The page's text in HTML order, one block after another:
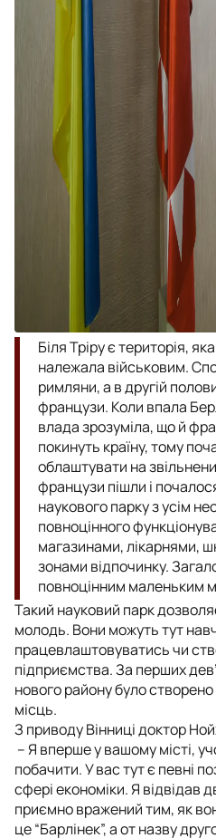
Біля Тріру є територія,
належала військовим.
римляни, а в другій
французи. Коли впала
влада зрозуміла, що й
покинуть країну, тому
облаштувати на
французи пішли і
наукового парку з усім
повноцінного
магазинами, лікарнями,
зонами відпочинку.
повноцінним маленьким
Такий науковий парк
молодь. Вони можуть тут
працевлаштовуватись чи
підприємства. За перших
нового району було
місць.
З приводу Вінниці доктор
– Я вперше у вашому місті,
побачити. У вас тут є певні
сфері економіки. Я відвідав
приємно вражений тим, як
це “Барлінек”, а от назву